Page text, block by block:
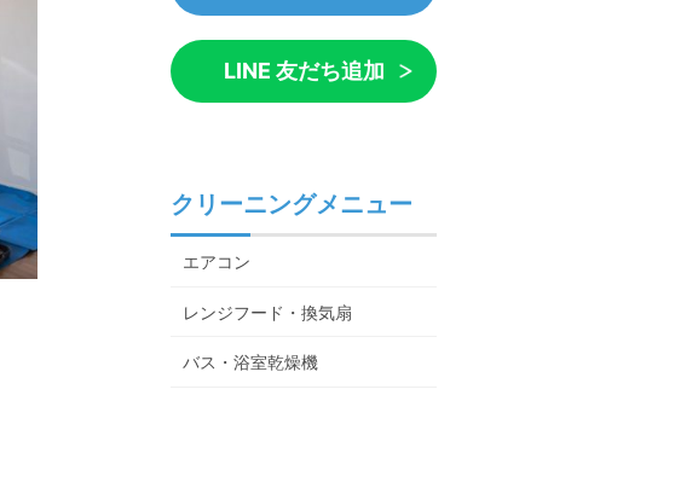
LINE 友だち追加
クリーニングメニュー
エアコン
レンジフード・換気扇
バス・浴室乾燥機